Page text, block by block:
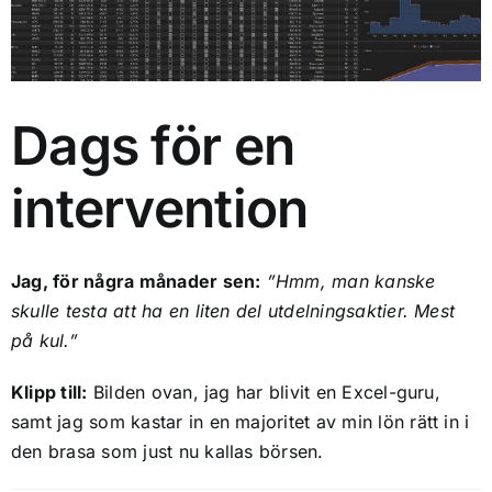
Kontakt
efter:
Ekonomi
Dags för en
intervention
Jag, för några månader sen: ”Hmm, man kanske
skulle testa att ha en liten del utdelningsaktier. Mest
på kul.”
Klipp till: Bilden ovan, jag har blivit en Excel-guru,
samt jag som kastar in en majoritet av min lön rätt in i
den brasa som just nu kallas börsen.